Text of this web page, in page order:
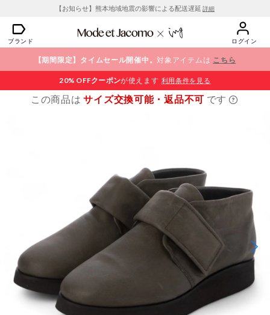
【お知らせ】熊本地域地震の影響による配送遅延 詳細
ブランド ログイン
【期間限定】タイムセール開催中。対象アイテムは こちら
20% OFFクーポンが使えます 利用条件を見る
この商品はサイズ交換可能・返品不可 です